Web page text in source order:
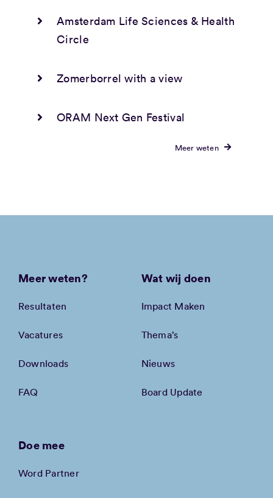
Amsterdam Life Sciences & Health
Circle
Zomerborrel with a view
ORAM Next Gen Festival
Meer weten
Meer weten?
Resultaten
Vacatures
Downloads
FAQ
Wat wij doen
Impact Maken
Thema’s
Nieuws
Board Update
Doe mee
Word Partner